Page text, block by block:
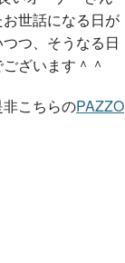
世話になる日が
つ、そうなる日
ざいます＾＾
こちらのPAZZO